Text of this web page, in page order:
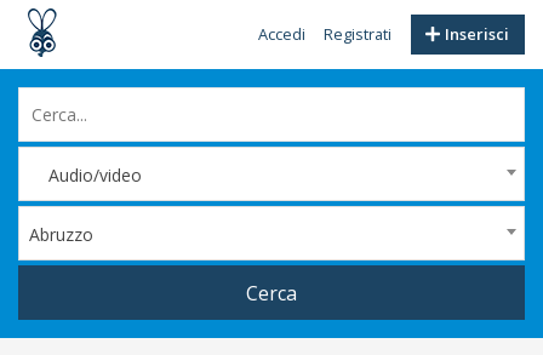
Inserisci
Accedi Registrati
Audio/video
Abruzzo
Cerca